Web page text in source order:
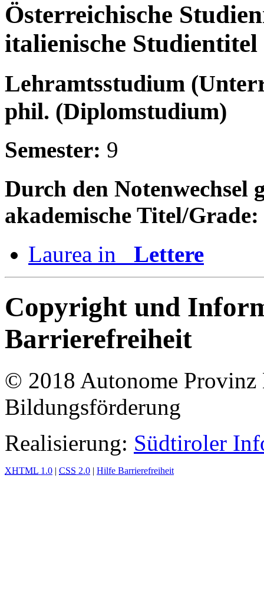
Österreichische
italienische
Lehramtsstudium
phil. (Diplomstudium)
Semester: 9
Durch den Notenwechsel
akademische Titel/Grade:
Laurea in Lettere
Copyright und
Barrierefreiheit
© 2018 Autonome Provinz
Bildungsförderung
Realisierung: Südtiroler
XHTML 1.0 | CSS 2.0 | Hilfe Barrierefreiheit